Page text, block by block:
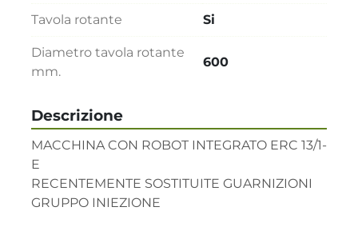
Descrizione
MACCHINA CON ROBOT INTEGRATO ERC 13/1-
E
RECENTEMENTE SOSTITUITE GUARNIZIONI
GRUPPO INIEZIONE
Tavola rotante Si
Diametro tavola rotante
mm.
600